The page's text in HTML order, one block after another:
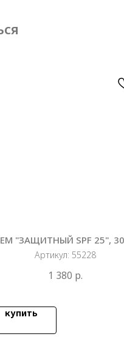
"ЗАЩИТНЫЙ SPF 25",
Артикул: 55228
1 380 р.
купить